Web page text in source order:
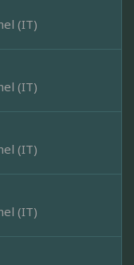
(IT)
(IT)
(IT)
(IT)